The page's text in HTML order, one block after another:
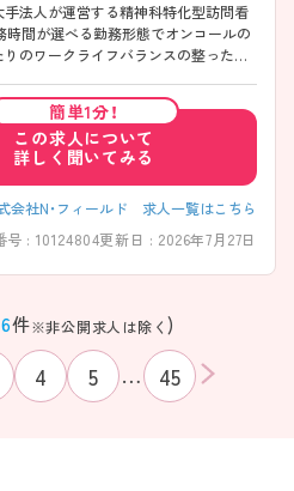
法人が運営する精神科特化型訪問看
時間が選べる勤務形態でオンコールの
のワークライフバランスの整った働
修制度も充実しているため、精神科や
です。ご興味のある方には、面接対
いたしますので、お気軽にご相談くだ
簡単1分！
この求人について
詳しく聞いてみる
会社N・フィールド 求人一覧はこちら
号 : 10124804更新日 : 2026年7月27日
件※非公開求人は除く )
4 5 … 45